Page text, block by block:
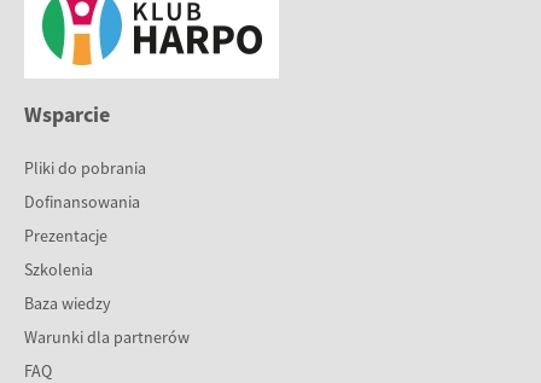
Wsparcie
Pliki do pobrania
Dofinansowania
Prezentacje
Szkolenia
Baza wiedzy
Warunki dla partnerów
FAQ